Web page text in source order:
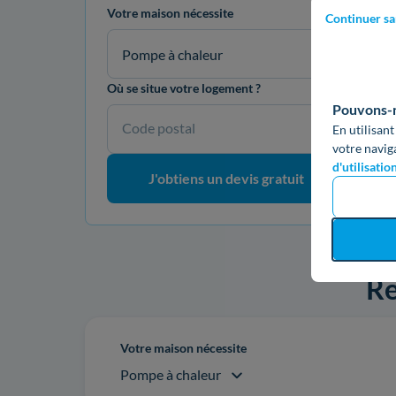
Continuer
Pouvons-
En
votre
Votre maison nécessite
Pompe à chaleur
Où se situe votre logement ?
Code postal
J'obtiens un devis gratuit
Votre maison nécessite
Pompe à chaleur